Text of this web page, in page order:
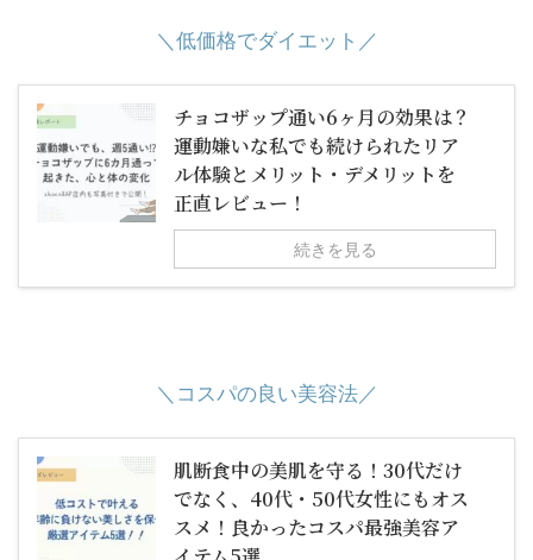
＼低価格でダイエット／
チョコザップ通い6ヶ月の効果は？
運動嫌いな私でも続けられたリア
ル体験とメリット・デメリットを
正直レビュー！
続きを見る
＼コスパの良い美容法／
肌断食中の美肌を守る！30代だけ
でなく、40代・50代女性にもオス
スメ！良かったコスパ最強美容ア